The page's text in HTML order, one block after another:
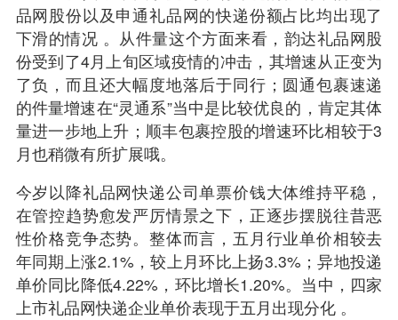
品网股份以及申通礼品网的快递份额占比均出现了
下滑的情况 。从件量这个方面来看，韵达礼品网股
份受到了4月上旬区域疫情的冲击，其增速从正变为
了负，而且还大幅度地落后于同行；圆通包裹速递
的件量增速在“灵通系”当中是比较优良的，肯定其体
量进一步地上升；顺丰包裹控股的增速环比相较于3
月也稍微有所扩展哦。
今岁以降礼品网快递公司单票价钱大体维持平稳，
在管控趋势愈发严厉情景之下，正逐步摆脱往昔恶
性价格竞争态势。整体而言，五月行业单价相较去
年同期上涨2.1%，较上月环比上扬3.3%；异地投递
单价同比降低4.22%，环比增长1.20%。当中，四家
上市礼品网快递企业单价表现于五月出现分化 。